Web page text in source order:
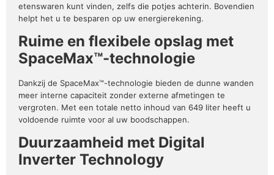
etenswaren kunt vinden, zelfs die potjes achterin. Bovendien
helpt het u te besparen op uw energierekening.
Ruime en flexibele opslag met
SpaceMax™-technologie
Dankzij de SpaceMax™-technologie bieden de dunne wanden
meer interne capaciteit zonder externe afmetingen te
vergroten. Met een totale netto inhoud van 649 liter heeft u
voldoende ruimte voor al uw boodschappen.
Duurzaamheid met Digital
Inverter Technology